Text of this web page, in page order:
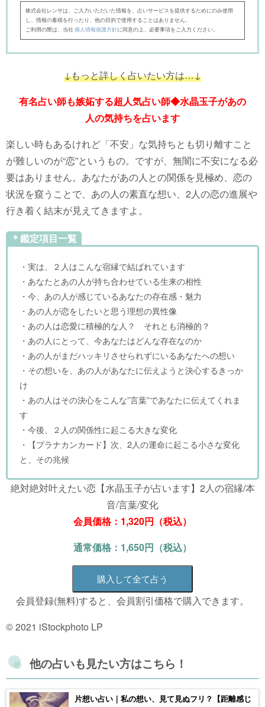
株式会社レンサは、ご入力いただいた情報を、占いサービスを提供するためにのみ使用
し、情報の蓄積を行ったり、他の目的で使用することはありません。
ご利用の際は、当社 個人情報保護方針に同意の上、必要事項をご入力ください。
↓もっと詳しく占いたい方は…↓
有名占い師も嫉妬する超人気占い師◆水晶玉子があの
人の気持ちを占います
楽しい時もあるけれど「不安」な気持ちとも切り離すこと
が難しいのが“恋”というもの。ですが、無闇に不安になる必
要はありません。あなたがあの人との関係を見極め、恋の
状況を窺うことで、あの人の素直な想い、2人の恋の進展や
行き着く結末が見えてきますよ。
＊鑑定項目一覧
・実は、２人はこんな宿縁で結ばれています
・あなたとあの人が持ち合わせている生来の相性
・今、あの人が感じているあなたの存在感・魅力
・あの人が恋をしたいと思う理想の異性像
・あの人は恋愛に積極的な人？ それとも消極的？
・あの人にとって、今あなたはどんな存在なのか
・あの人がまだハッキリさせられずにいるあなたへの想い
・その想いを、あの人があなたに伝えようと決心するきっか
け
・あの人はその決心をこんな”言葉”であなたに伝えてくれま
す
・今後、２人の関係性に起こる大きな変化
・【プラナカンカード】次、2人の運命に起こる小さな変化
と、その兆候
絶対絶対叶えたい恋【水晶玉子が占います】2人の宿縁/本
音/言葉/変化
会員価格：1,320円（税込）
通常価格：1,650円（税込）
購入して全て占う
会員登録(無料)すると、会員割引価格で購入できます。
© 2021 iStockphoto LP
他の占いも見たい方はこちら！
片想い占い｜私の想い、見て見ぬフリ？【距離感じ